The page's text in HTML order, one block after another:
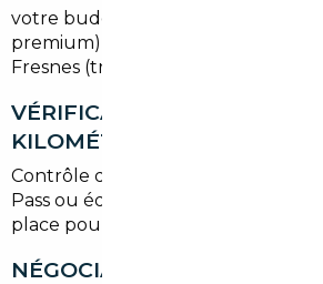
votre budget, vos préférences
premium) et vos contraintes de
Fresnes (trajets RER B, proximité
VÉRIFICATION HISTORIQUE
KILOMÉTRAGE
Contrôle des factures d'entretien,
Pass ou équivalents, et inspection
place pour sécuriser l'achat.
NÉGOCIATION ET ACHAT